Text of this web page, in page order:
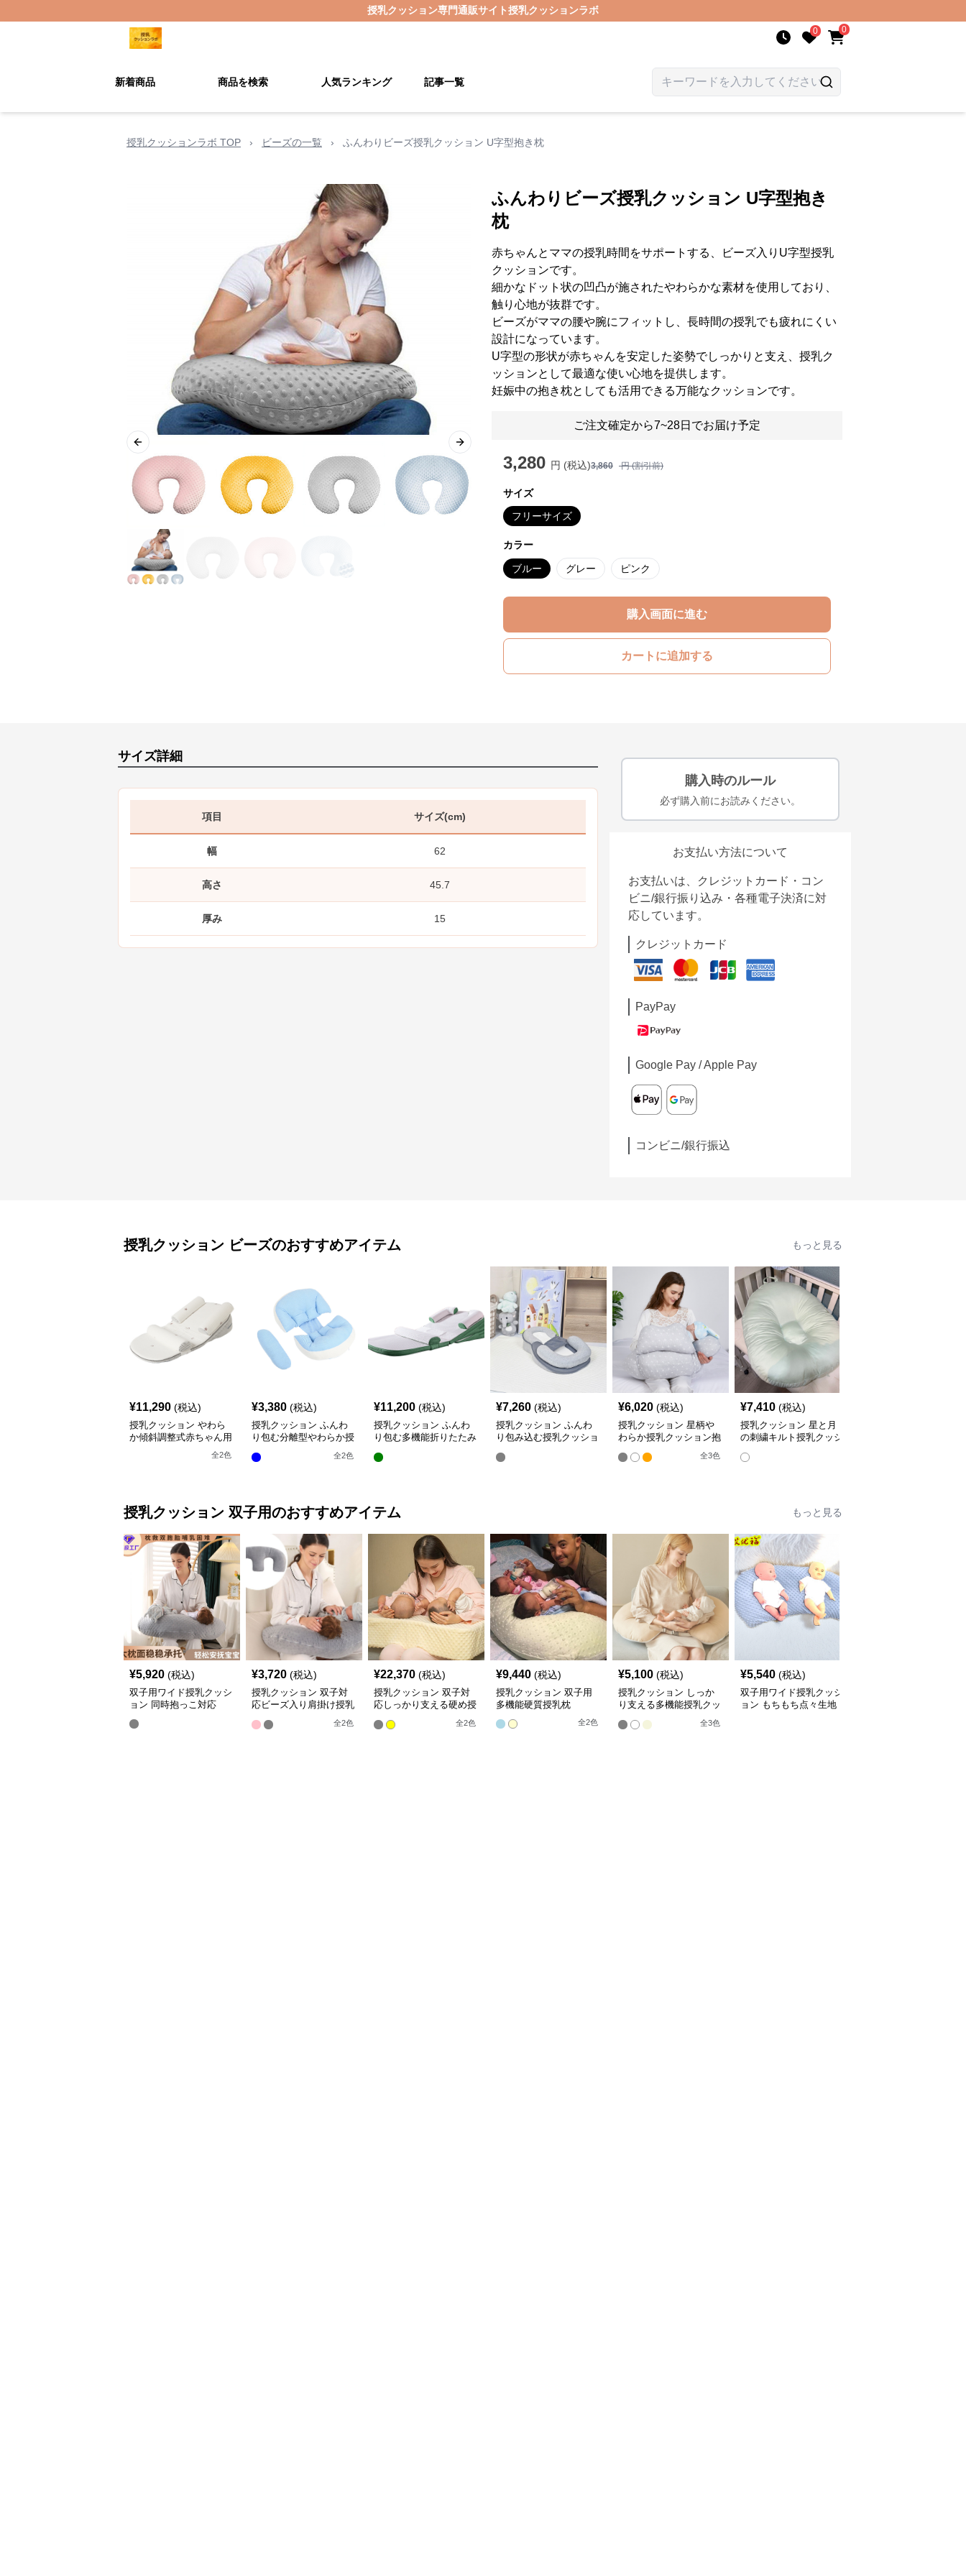
授乳クッション専門通販サイト授乳クッションラボ
0 0
新着商品 商品を検索 人気ランキング 記事一覧
授乳クッションラボ TOP › ビーズの一覧 › ふんわりビーズ授乳クッション U字型抱き枕
Previous slide Next slide
ふんわりビーズ授乳クッション U字型抱き
枕
赤ちゃんとママの授乳時間をサポートする、ビーズ入りU字型授乳
クッションです。
細かなドット状の凹凸が施されたやわらかな素材を使用しており、
触り心地が抜群です。
ビーズがママの腰や腕にフィットし、長時間の授乳でも疲れにくい
設計になっています。
U字型の形状が赤ちゃんを安定した姿勢でしっかりと支え、授乳ク
ッションとして最適な使い心地を提供します。
妊娠中の抱き枕としても活用できる万能なクッションです。
ご注文確定から7~28日でお届け予定
3,280 円 (税込)3,860 円 (割引前)
サイズ
フリーサイズ
カラー
ブルー グレー ピンク
購入画面に進む
カートに追加する
サイズ詳細
項目 サイズ(cm)
幅 62
高さ 45.7
厚み 15
購入時のルール
必ず購入前にお読みください。
お支払い方法について
お支払いは、クレジットカード・コン
ビニ/銀行振り込み・各種電子決済に対
応しています。
クレジットカード
PayPay
Google Pay / Apple Pay
コンビニ/銀行振込
授乳クッション ビーズのおすすめアイテム もっと見る
¥11,290 (税込)
授乳クッション やわら
か傾斜調整式赤ちゃん用
全2色
¥3,380 (税込)
授乳クッション ふんわ
り包む分離型やわらか授
全2色
¥11,200 (税込)
授乳クッション ふんわ
り包む多機能折りたたみ
¥7,260 (税込)
授乳クッション ふんわ
り包み込む授乳クッショ
¥6,020 (税込)
授乳クッション 星柄や
わらか授乳クッション抱
き枕兼用多機能タイプ
全3色
¥7,410 (税込)
授乳クッション 星と月
の刺繍キルト授乳クッシ
授乳クッション 双子用のおすすめアイテム もっと見る
¥5,920 (税込)
双子用ワイド授乳クッシ
ョン 同時抱っこ対応
¥3,720 (税込)
授乳クッション 双子対
応ビーズ入り肩掛け授乳
全2色
¥22,370 (税込)
授乳クッション 双子対
応しっかり支える硬め授
全2色
¥9,440 (税込)
授乳クッション 双子用
多機能硬質授乳枕
全2色
¥5,100 (税込)
授乳クッション しっか
り支える多機能授乳クッ
全3色
¥5,540 (税込)
双子用ワイド授乳クッシ
ョン もちもち点々生地